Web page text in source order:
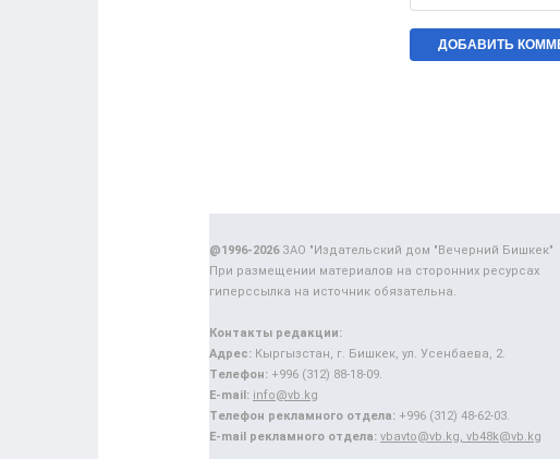
@1996-2026ЗАО "Издательский дом "Вечерний Бишкек"
При размещении материалов на сторонних ресурсах
гиперссылка на источник обязательна.
Контакты редакции:
Адрес: Кыргызстан, г. Бишкек, ул. Усенбаева, 2.
Телефон: +996 (312) 88-18-09.
E-mail: info@vb.kg
Телефон рекламного отдела: +996 (312) 48-62-03.
E-mail рекламного отдела: vbavto@vb.kg, vb48k@vb.kg